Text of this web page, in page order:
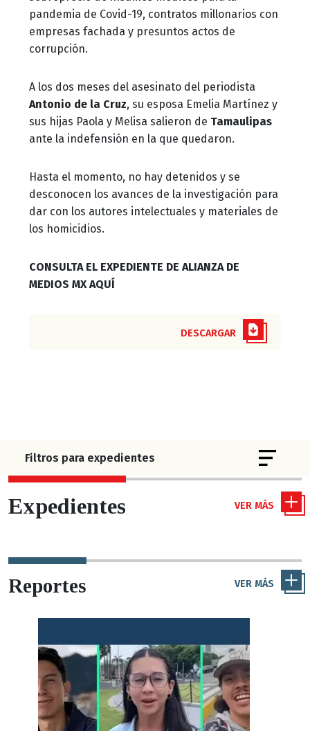
pandemia de Covid-19, contratos millonarios con
empresas fachada y presuntos actos de
corrupción.
A los dos meses del asesinato del periodista
Antonio de la Cruz, su esposa Emelia Martínez y
sus hijas Paola y Melisa salieron de Tamaulipas
ante la indefensión en la que quedaron.
Hasta el momento, no hay detenidos y se
desconocen los avances de la investigación para
dar con los autores intelectuales y materiales de
los homicidios.
CONSULTA EL EXPEDIENTE DE ALIANZA DE
MEDIOS MX AQUÍ
DESCARGAR
Filtros para expedientes Toggle
Expedientes VER MÁS
Reportes VER MÁS